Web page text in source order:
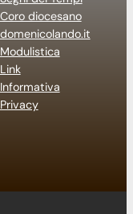
Coro diocesano
domenicolando.it
Modulistica
Link
Informativa
Privacy